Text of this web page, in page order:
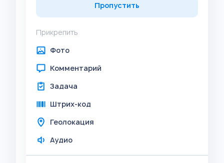
Пропустить
Прикрепить
Фото
Комментарий
Задача
Штрих-код
Геолокация
Аудио